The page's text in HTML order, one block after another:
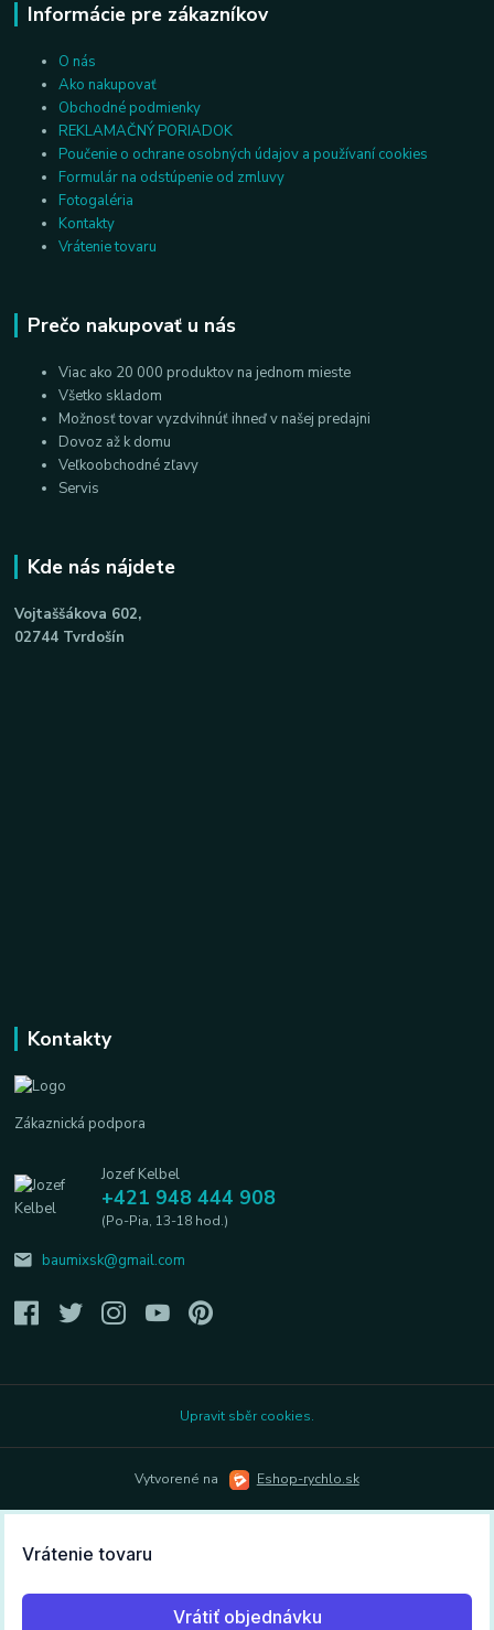
Informácie pre zákazníkov
O nás
Ako nakupovať
Obchodné podmienky
REKLAMAČNÝ PORIADOK
Poučenie o ochrane osobných údajov a používaní cookies
Formulár na odstúpenie od zmluvy
Fotogaléria
Kontakty
Vrátenie tovaru
Prečo nakupovať u nás
Viac ako 20 000 produktov na jednom mieste
Všetko skladom
Možnosť tovar vyzdvihnúť ihneď v našej predajni
Dovoz až k domu
Veľkoobchodné zľavy
Servis
Kde nás nájdete
Vojtaššákova 602,
02744 Tvrdošín
Kontakty
Zákaznická podpora
Jozef Kelbel
+421 948 444 908
(Po-Pia, 13-18 hod.)
baumixsk@gmail.com
Upravit sběr cookies.
Vytvorené na Eshop-rychlo.sk